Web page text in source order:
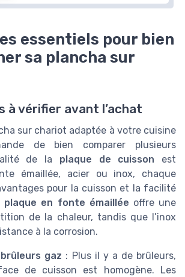
essentiels pour bien
sa plancha sur
à vérifier avant l’achat
sur chariot adaptée à votre cuisine
de bien comparer plusieurs
de la plaque de cuisson est
émaillée, acier ou inox, chaque
pour la cuisson et la facilité
plaque en fonte émaillée offre une
de la chaleur, tandis que l’inox
à la corrosion.
gaz : Plus il y a de brûleurs,
de cuisson est homogène. Les